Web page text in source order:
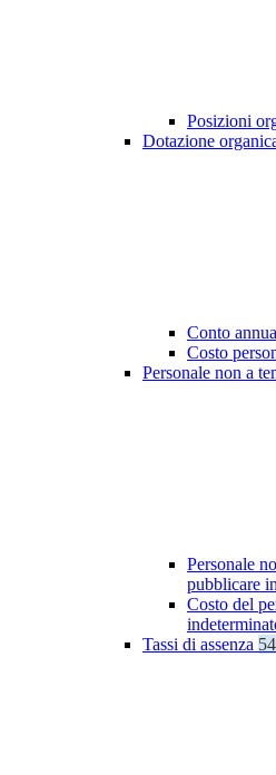
Posizioni
Dotazione
Conto
Costo
Personale non a
Personale
pubblicare
Costo del
Tassi di assenza 54